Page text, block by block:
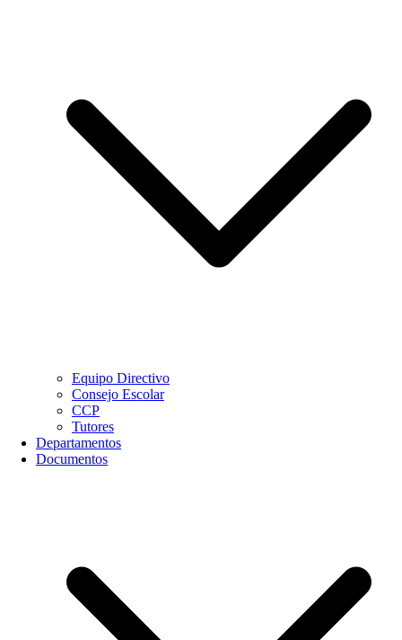
Equipo Directivo
Consejo Escolar
CCP
Tutores
Departamentos
Documentos